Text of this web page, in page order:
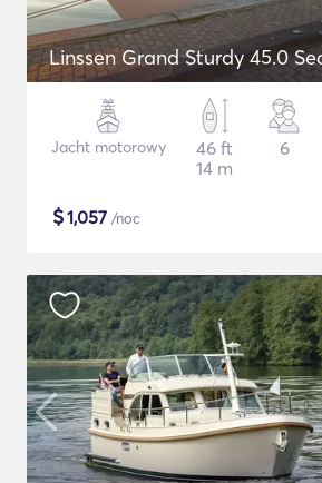
Linssen Grand Sturdy 45.0
Jacht motorowy
46 ft
14 m
6
$1,057 /noc